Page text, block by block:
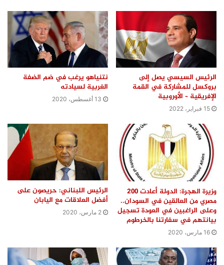
الرئيس السيسي يصل إلى
بروكسل للمشاركة في القمة
الإفريقية – الأوروبية
15 فبراير، 2022
نتنياهو يرغب في ضم الضفة
الغربية لسيادته
13 أغسطس، 2020
وزيرة الهجرة: الدولة أعادت ٢٠٠
مصري من العالقين في السودان..
وعلى الراغبين في العودة تسجيل
بيانتهم في سفارتنا بالخرطوم
16 مارس، 2020
الرئيس اللبناني: حريصون على
أفضل العلاقات مع اليابان
2 مارس، 2020